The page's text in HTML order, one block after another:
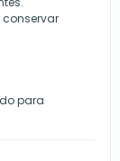
conservar
para